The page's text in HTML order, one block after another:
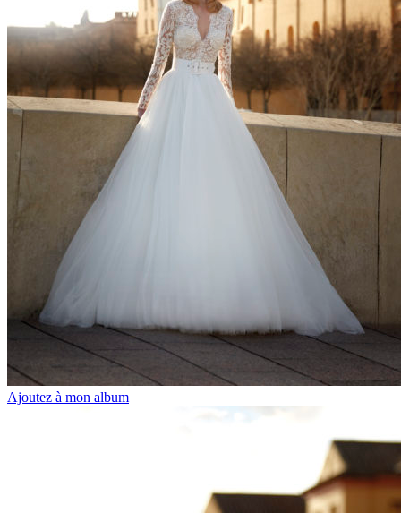
Ajoutez à mon album